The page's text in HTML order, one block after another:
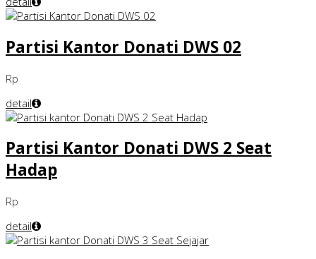
Partisi Kantor Donati DWS 02
Rp
detail
Partisi Kantor Donati DWS 2 Seat
Hadap
Rp
detail